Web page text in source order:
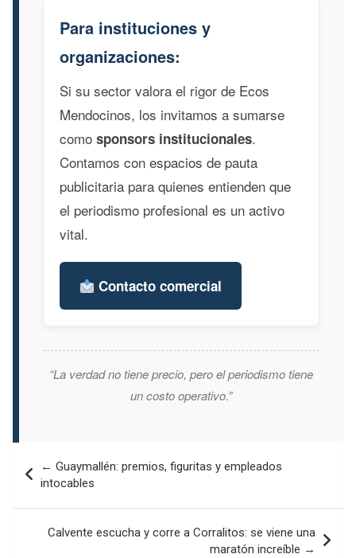
Para instituciones y
organizaciones:
Si su sector valora el rigor de Ecos
Mendocinos, los invitamos a sumarse
como sponsors institucionales.
Contamos con espacios de pauta
publicitaria para quienes entienden que
el periodismo profesional es un activo
vital.
Contacto comercial
“La verdad no tiene precio, pero el periodismo tiene
un costo operativo.”
de
entradas
← Guaymallén: premios, figuritas y empleados
intocables
Calvente escucha y corre a Corralitos: se viene una
maratón increíble →